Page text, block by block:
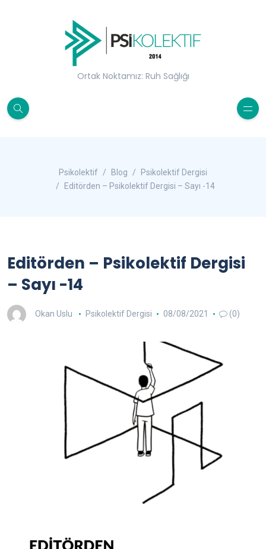
Ortak Noktamız: Ruh Sağlığı
Psikolektif Blog
Psikolektif Dergisi
Editörden – Psikolektif Dergisi – Sayı -14
Editörden – Psikolektif Dergisi
– Sayı -14
Okan Uslu Psikolektif Dergisi 08/08/2021 (0)